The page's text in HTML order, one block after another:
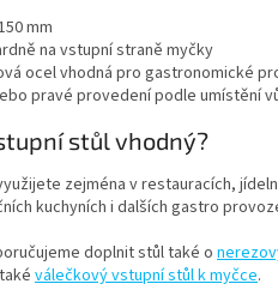
mm
na vstupní straně myčky
ocel vhodná pro gastronomické
pravé provedení podle umístění
stůl vhodný?
zejména v restauracích,
kuchyních i dalších gastro
doplnit stůl také o
válečkový vstupní stůl k myčce.